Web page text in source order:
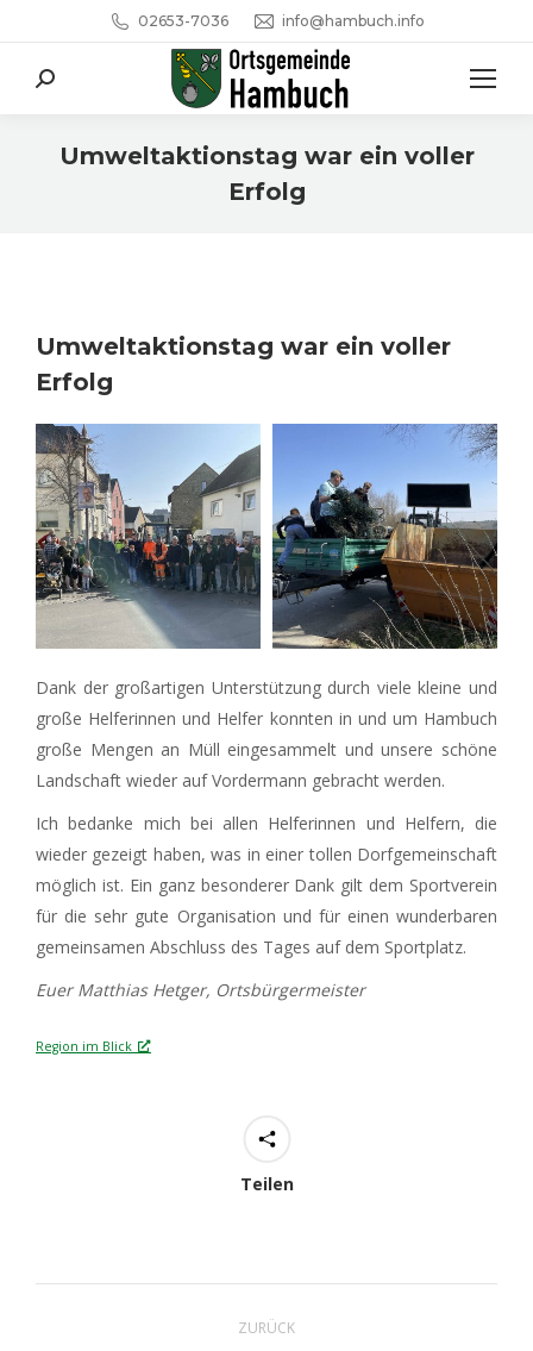
02653-7036 info@hambuch.info
Search:
Umweltaktionstag war ein voller
Erfolg
Umweltaktionstag war ein voller
Erfolg
Dank der großartigen Unterstützung durch viele kleine und
große Helferinnen und Helfer konnten in und um Hambuch
große Mengen an Müll eingesammelt und unsere schöne
Landschaft wieder auf Vordermann gebracht werden.
Ich bedanke mich bei allen Helferinnen und Helfern, die
wieder gezeigt haben, was in einer tollen Dorfgemeinschaft
möglich ist. Ein ganz besonderer Dank gilt dem Sportverein
für die sehr gute Organisation und für einen wunderbaren
gemeinsamen Abschluss des Tages auf dem Sportplatz.
Euer Matthias Hetger, Ortsbürgermeister
Region im Blick
Teilen
Kommentarnavigation
ZURÜCK